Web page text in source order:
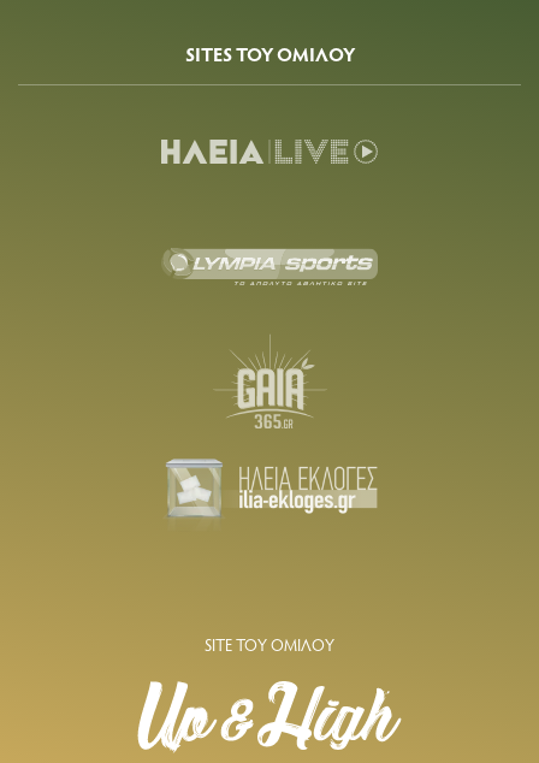
SITES ΤΟΥ ΟΜΙΛΟΥ
SITE ΤΟΥ ΟΜΙΛΟΥ